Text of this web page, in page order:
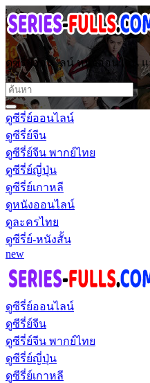
ดูซีรี่ย์ออนไลน์ หนังออนไลน์
ดูซีรี่ย์ออนไลน์
ดูซีรี่ย์จีน
ดูซีรี่ย์จีน พากย์ไทย
ดูซีรี่ย์ญี่ปุ่น
ดูซีรี่ย์เกาหลี
ดูหนังออนไลน์
ดูละครไทย
ดูซีรี่ย์-หนังสั้น
new
ดูซีรี่ย์ออนไลน์
ดูซีรี่ย์จีน
ดูซีรี่ย์จีน พากย์ไทย
ดูซีรี่ย์ญี่ปุ่น
ดูซีรี่ย์เกาหลี